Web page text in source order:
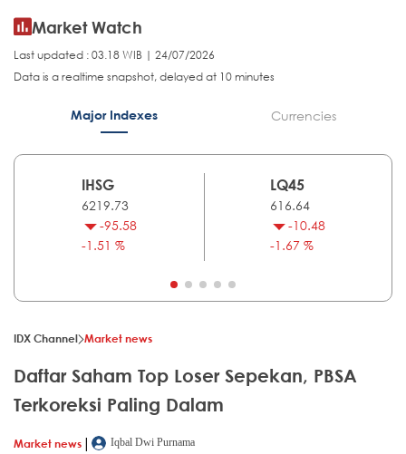
Market Watch
Last updated : 03.18 WIB | 24/07/2026
Data is a realtime snapshot, delayed at 10 minutes
Major Indexes Currencies
IHSG
6219.73
-95.58
-1.51 %
LQ45
616.64
-10.48
-1.67 %
IDX Channel Market news
Daftar Saham Top Loser Sepekan, PBSA
Terkoreksi Paling Dalam
Market news |
Iqbal Dwi Purnama